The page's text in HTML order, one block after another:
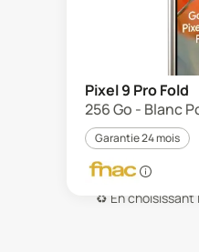
Pixel 9 Pro Fold
256 Go - Blanc
Garantie 24 mois
♻️ En choisissant